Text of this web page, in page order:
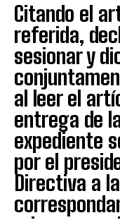
Citando el
referida,
sesionar y
al leer el
entrega de
expediente
por el
Directiva a